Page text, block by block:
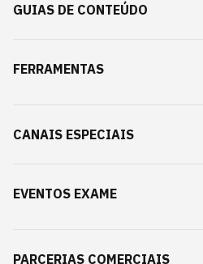
GUIAS DE CONTEÚDO
FERRAMENTAS
CANAIS ESPECIAIS
EVENTOS EXAME
PARCERIAS COMERCIAIS